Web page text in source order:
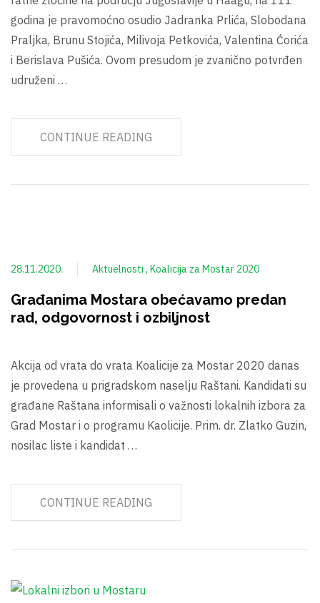
godina je pravomoćno osudio Jadranka Prlića, Slobodana
Praljka, Brunu Stojića, Milivoja Petkovića, Valentina Ćorića
i Berislava Pušića. Ovom presudom je zvanično potvrđen
udruženi …
CONTINUE READING
28.11.2020. Aktuelnosti Koalicija za Mostar 2020
Građanima Mostara obećavamo predan
rad, odgovornost i ozbiljnost
Akcija od vrata do vrata Koalicije za Mostar 2020 danas
je provedena u prigradskom naselju Raštani. Kandidati su
građane Raštana informisali o važnosti lokalnih izbora za
Grad Mostar i o programu Kaolicije. Prim. dr. Zlatko Guzin,
nosilac liste i kandidat …
CONTINUE READING